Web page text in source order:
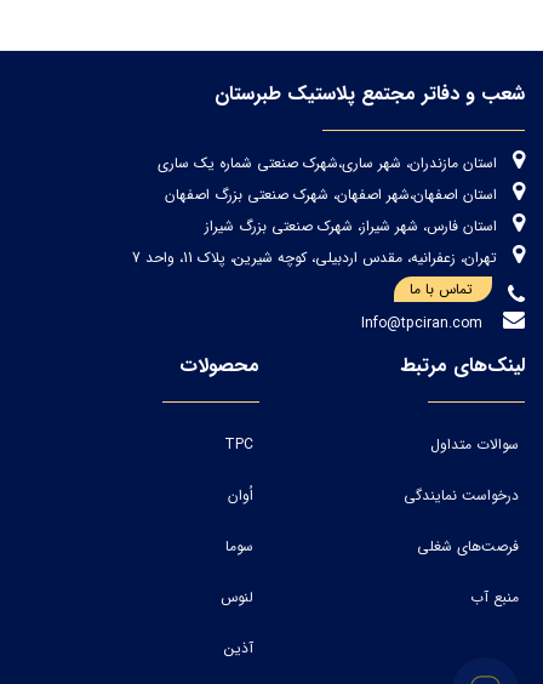
شعب و دفاتر مجتمع پلاستیک طبرستان
استان مازندران، شهر ساری،شهرک صنعتی شماره یک ساری
استان اصفهان،شهر اصفهان، شهرک صنعتی بزرگ اصفهان
استان فارس، شهر شیراز، شهرک صنعتی بزرگ شیراز
تهران، زعفرانیه، مقدس اردبیلی، کوچه شیرین، پلاک 11، واحد 7
تماس با ما
لینک‌های مرتبط
سوالات متداول
درخواست نمایندگی
فرصت‌های شغلی
منبع آب
محصولات
TPC
اُوان
سوما
لنوس
آذین